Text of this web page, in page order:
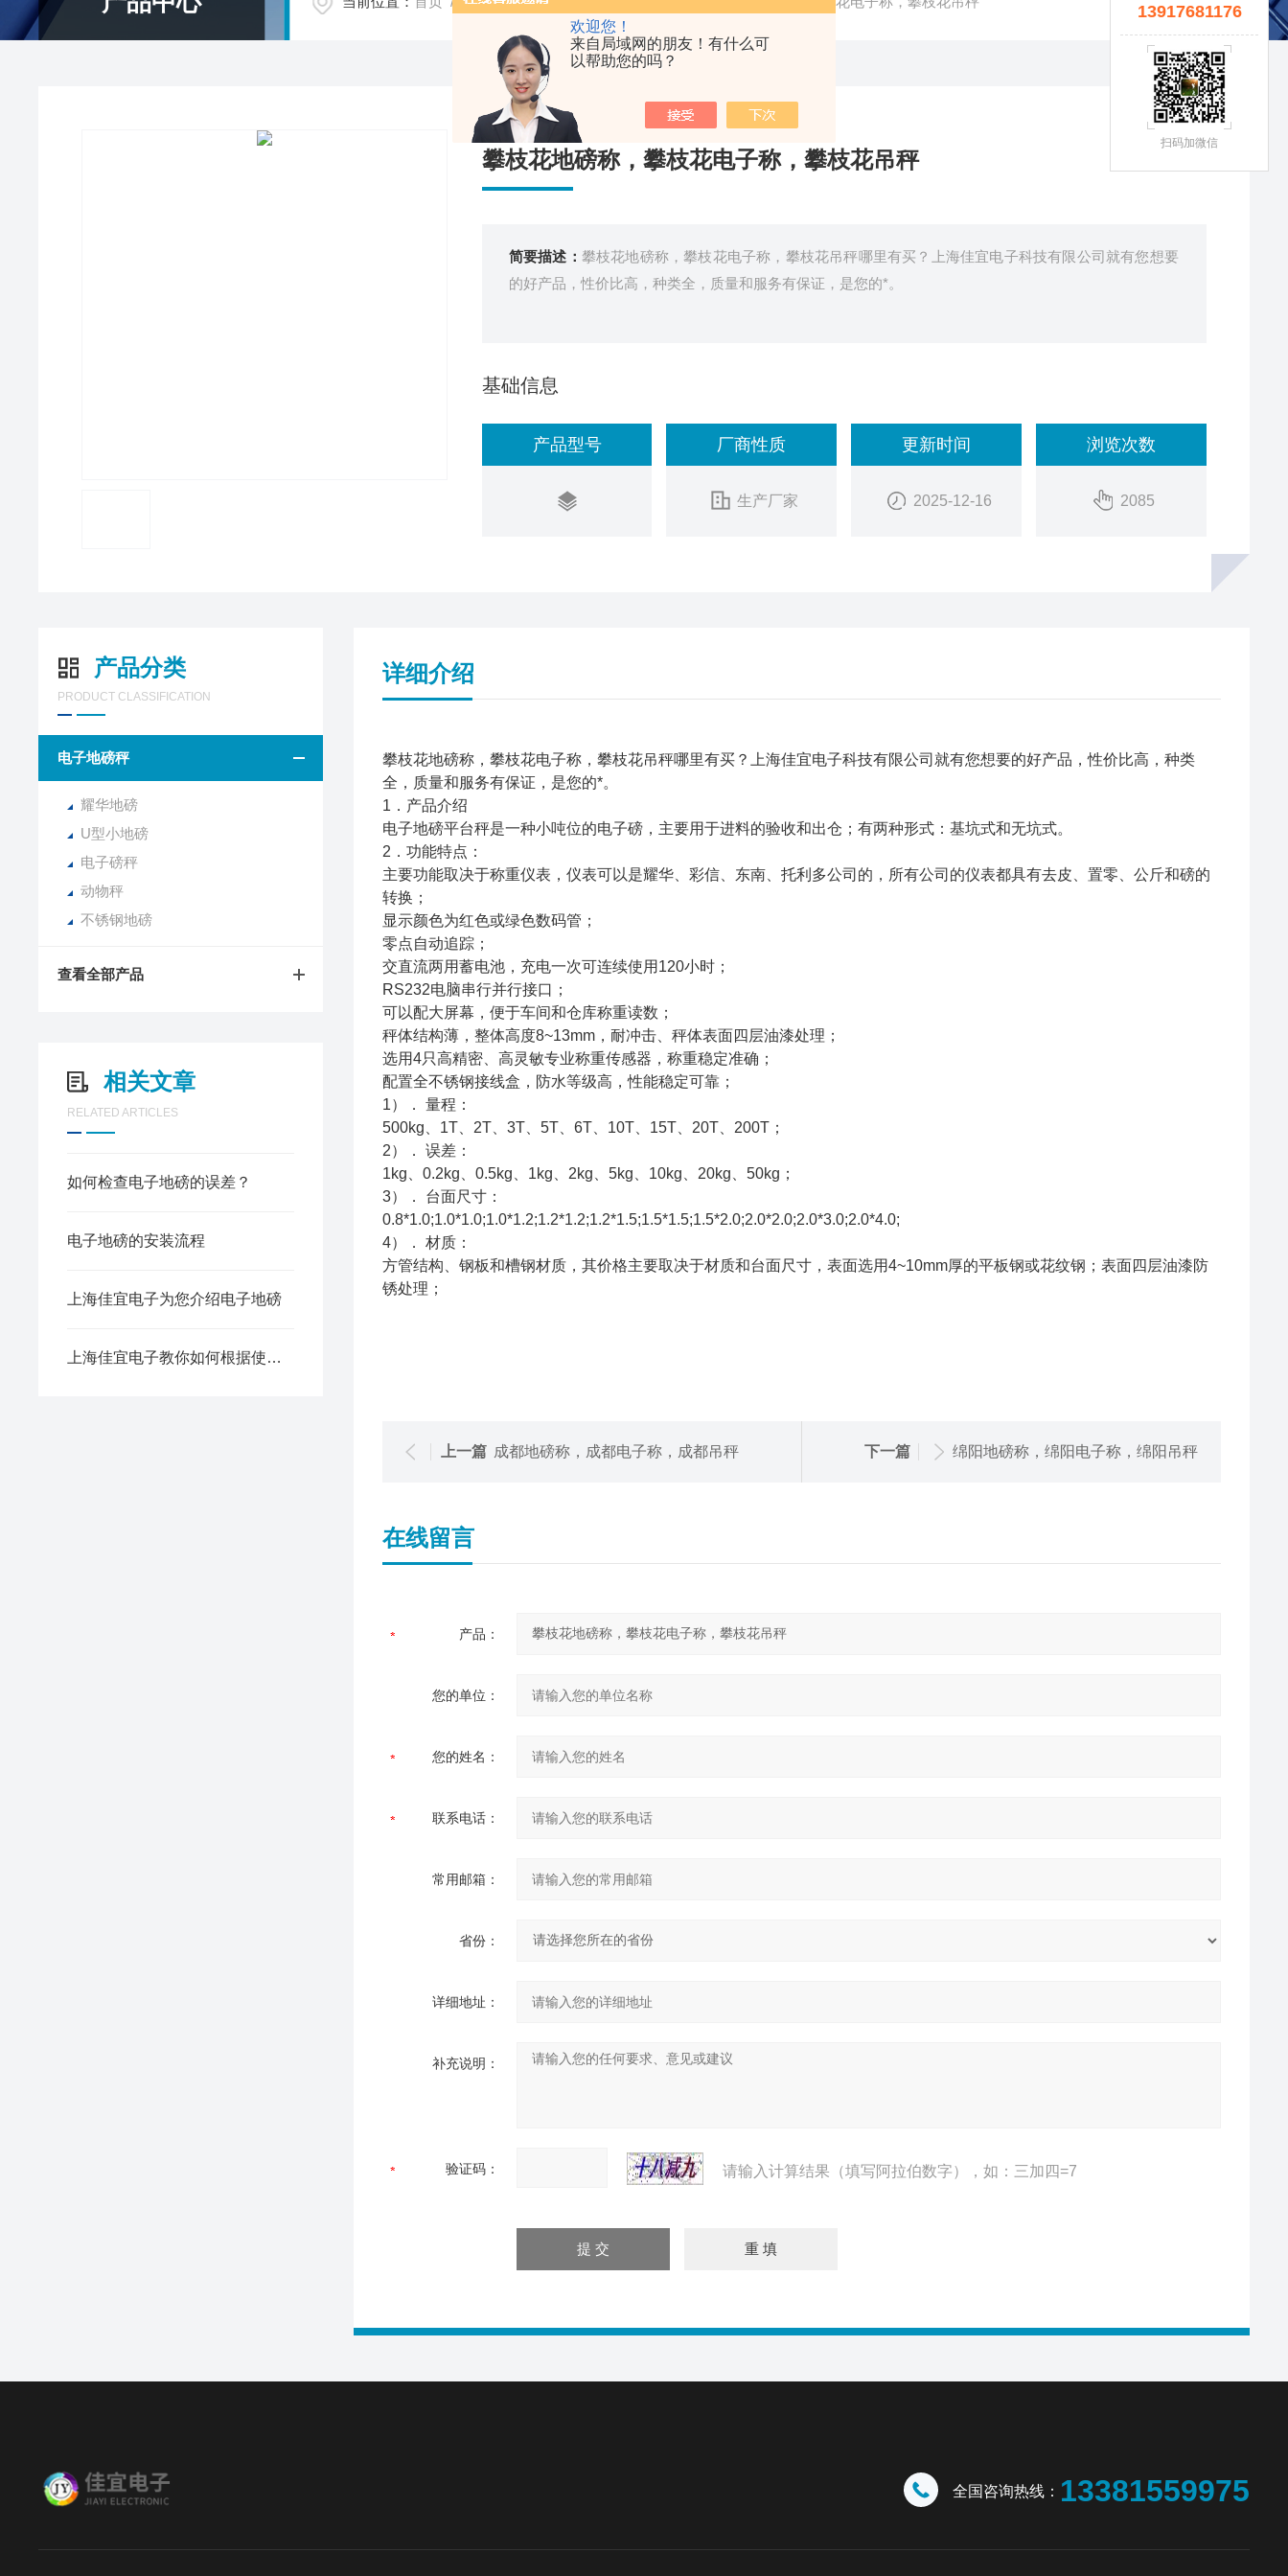
欢迎您！
来自局域网的朋友！有什么可
以帮助您的吗？
攀枝花地磅称，攀枝花电子称，攀枝花吊秤
简要描述： 攀枝花地磅称，攀枝花电子称，攀枝花吊秤哪里有买？上海佳宜电子科技有限公司就有您想要
的好产品，性价比高，种类全，质量和服务有保证，是您的*。
基础信息
产品型号 厂商性质
生产厂家
更新时间
2025-12-16
浏览次数
2085
产品分类
PRODUCT CLASSIFICATION
电子地磅秤
耀华地磅
U型小地磅
电子磅秤
动物秤
不锈钢地磅
查看全部产品
相关文章
RELATED ARTICLES
如何检查电子地磅的误差？
电子地磅的安装流程
上海佳宜电子为您介绍电子地磅
上海佳宜电子教你如何根据使用环境选用称重传感器
详细介绍
攀枝花地磅称，攀枝花电子称，攀枝花吊秤哪里有买？上海佳宜电子科技有限公司就有您想要的好产品，性价比高，种类
全，质量和服务有保证，是您的*。
1．产品介绍
电子地磅平台秤是一种小吨位的电子磅，主要用于进料的验收和出仓；有两种形式：基坑式和无坑式。
2．功能特点：
主要功能取决于称重仪表，仪表可以是耀华、彩信、东南、托利多公司的，所有公司的仪表都具有去皮、置零、公斤和磅的
转换；
显示颜色为红色或绿色数码管；
零点自动追踪；
交直流两用蓄电池，充电一次可连续使用120小时；
RS232电脑串行并行接口；
可以配大屏幕，便于车间和仓库称重读数；
秤体结构薄，整体高度8~13mm，耐冲击、秤体表面四层油漆处理；
选用4只高精密、高灵敏专业称重传感器，称重稳定准确；
配置全不锈钢接线盒，防水等级高，性能稳定可靠；
1）． 量程：
500kg、1T、2T、3T、5T、6T、10T、15T、20T、200T；
2）． 误差：
1kg、0.2kg、0.5kg、1kg、2kg、5kg、10kg、20kg、50kg；
3）． 台面尺寸：
0.8*1.0;1.0*1.0;1.0*1.2;1.2*1.2;1.2*1.5;1.5*1.5;1.5*2.0;2.0*2.0;2.0*3.0;2.0*4.0;
4）． 材质：
方管结构、钢板和槽钢材质，其价格主要取决于材质和台面尺寸，表面选用4~10mm厚的平板钢或花纹钢；表面四层油漆防
锈处理；
上一篇 成都地磅称，成都电子称，成都吊秤 下一篇 绵阳地磅称，绵阳电子称，绵阳吊秤
在线留言
产品：
您的单位：
您的姓名：
联系电话：
常用邮箱：
省份：
详细地址：
补充说明：
验证码： 请输入计算结果（填写阿拉伯数字），如：三加四=7
全国咨询热线： 13381559975
13917681176
扫码加微信